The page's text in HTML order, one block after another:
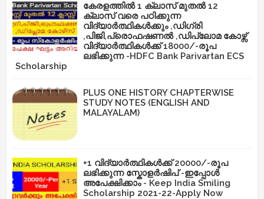
കേരളത്തിൽ 1 ക്ലാസ് മുതൽ 12
ക്ലാസ് വരെ പഠിക്കുന്ന
വിദ്യാർത്ഥികൾക്കും ,ഡിഗ്രി
,പിജി,പ്രൊഫഷണൽ ,ഡിപ്ലോമ കോഴ്സ്
വിദ്യാർത്ഥികൾക്ക് 18000/-രൂപ
ലഭിക്കുന്ന -HDFC Bank Parivartan ECS
Scholarship
PLUS ONE HISTORY CHAPTERWISE
STUDY NOTES (ENGLISH AND
MALAYALAM)
+1 വിദ്യാർത്ഥികൾക്ക് 20000/-രൂപ
ലഭിക്കുന്ന സ്കോളർഷിപ് -ഇപ്പോൾ
അപേക്ഷിക്കാം - Keep India Smiling
Scholarship 2021-22-Apply Now